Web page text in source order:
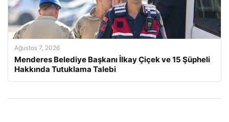
Ağustos 7, 2026
Menderes Belediye Başkanı İlkay Çiçek ve 15 Şüpheli
Hakkında Tutuklama Talebi